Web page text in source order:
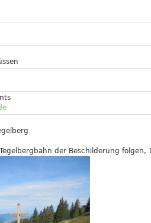
der Beschilderung folgen,